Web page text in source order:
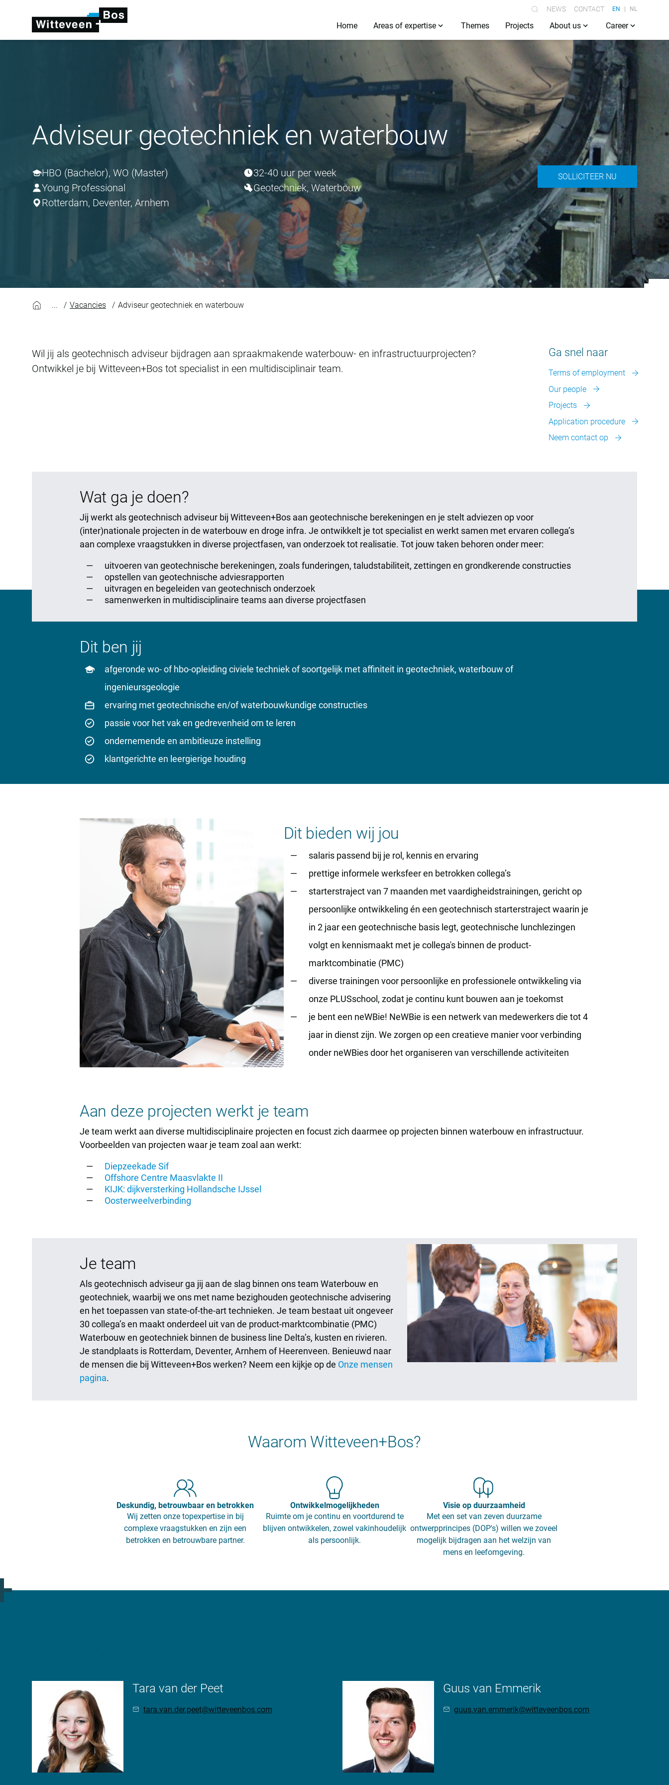
NEWS CONTACT EN NL
Home Areas of expertise Themes Projects About us Career
Adviseur geotechniek en waterbouw
HBO (Bachelor), WO (Master)
Young Professional
Rotterdam, Deventer, Arnhem
32-40 uur per week
Geotechniek, Waterbouw
SOLLICITEER NU
Vacancies Adviseur geotechniek en waterbouw
Wil jij als geotechnisch adviseur bijdragen aan spraakmakende waterbouw- en infrastructuurprojecten?
Ontwikkel je bij Witteveen+Bos tot specialist in een multidisciplinair team.
Ga snel naar
Terms of employment
Our people
Projects
Application procedure
Neem contact op
Wat ga je doen?
Jij werkt als geotechnisch adviseur bij Witteveen+Bos aan geotechnische berekeningen en je stelt adviezen op voor
(inter)nationale projecten in de waterbouw en droge infra. Je ontwikkelt je tot specialist en werkt samen met ervaren collega’s
aan complexe vraagstukken in diverse projectfasen, van onderzoek tot realisatie. Tot jouw taken behoren onder meer:
uitvoeren van geotechnische berekeningen, zoals funderingen, taludstabiliteit, zettingen en grondkerende constructies
opstellen van geotechnische adviesrapporten
uitvragen en begeleiden van geotechnisch onderzoek
samenwerken in multidisciplinaire teams aan diverse projectfasen
Dit ben jij
afgeronde wo- of hbo-opleiding civiele techniek of soortgelijk met affiniteit in geotechniek, waterbouw of
ingenieursgeologie
ervaring met geotechnische en/of waterbouwkundige constructies
passie voor het vak en gedrevenheid om te leren
ondernemende en ambitieuze instelling
klantgerichte en leergierige houding
Dit bieden wij jou
salaris passend bij je rol, kennis en ervaring
prettige informele werksfeer en betrokken collega’s
starterstraject van 7 maanden met vaardigheidstrainingen, gericht op
persoonlijke ontwikkeling én een geotechnisch starterstraject waarin je
in 2 jaar een geotechnische basis legt, geotechnische lunchlezingen
volgt en kennismaakt met je collega's binnen de product-
marktcombinatie (PMC)
diverse trainingen voor persoonlijke en professionele ontwikkeling via
onze PLUSschool, zodat je continu kunt bouwen aan je toekomst
je bent een neWBie! NeWBie is een netwerk van medewerkers die tot 4
jaar in dienst zijn. We zorgen op een creatieve manier voor verbinding
onder neWBies door het organiseren van verschillende activiteiten
Aan deze projecten werkt je team
Je team werkt aan diverse multidisciplinaire projecten en focust zich daarmee op projecten binnen waterbouw en infrastructuur.
Voorbeelden van projecten waar je team zoal aan werkt:
Diepzeekade Sif
Offshore Centre Maasvlakte II
KIJK: dijkversterking Hollandsche IJssel
Oosterweelverbinding
Je team
Als geotechnisch adviseur ga jij aan de slag binnen ons team Waterbouw en
geotechniek, waarbij we ons met name bezighouden geotechnische advisering
en het toepassen van state-of-the-art technieken. Je team bestaat uit ongeveer
30 collega’s en maakt onderdeel uit van de product-marktcombinatie (PMC)
Waterbouw en geotechniek binnen de business line Delta’s, kusten en rivieren.
Je standplaats is Rotterdam, Deventer, Arnhem of Heerenveen. Benieuwd naar
de mensen die bij Witteveen+Bos werken? Neem een kijkje op de Onze mensen
pagina.
Waarom Witteveen+Bos?
Deskundig, betrouwbaar en betrokken
Wij zetten onze topexpertise in bij
complexe vraagstukken en zijn een
betrokken en betrouwbare partner.
Ontwikkelmogelijkheden
Ruimte om je continu en voortdurend te
blijven ontwikkelen, zowel vakinhoudelijk
als persoonlijk.
Visie op duurzaamheid
Met een set van zeven duurzame
ontwerpprincipes (DOP's) willen we zoveel
mogelijk bijdragen aan het welzijn van
mens en leefomgeving.
Tara van der Peet
tara.van.der.peet@witteveenbos.com
Guus van Emmerik
guus.van.emmerik@witteveenbos.com